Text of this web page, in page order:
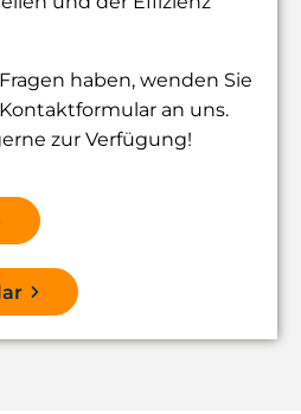
haben, wenden Sie
an uns.
zur Verfügung!